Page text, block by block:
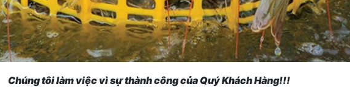
Chúng tôi làm việc vì sự thành công của Quý Khách Hàng!!!